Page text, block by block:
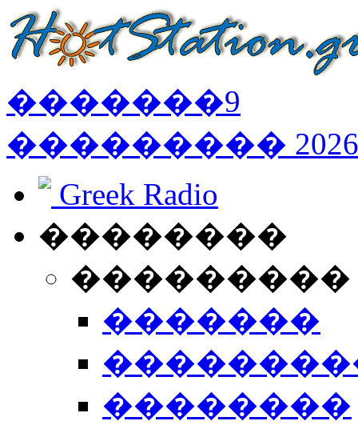
�������9
��������� 2026
Greek Radio
��������
�������
��������